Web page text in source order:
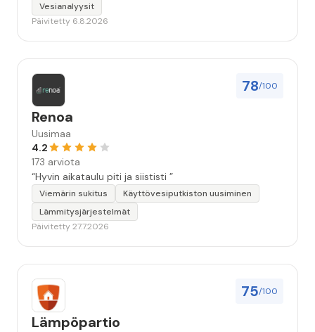
Vesianalyysit
Päivitetty 6.8.2026
78/100
Renoa
Uusimaa
4.2
173 arviota
“Hyvin aikataulu piti ja siististi ”
Viemärin sukitus
Käyttövesiputkiston uusiminen
Lämmitysjärjestelmät
Päivitetty 27.7.2026
75/100
Lämpöpartio